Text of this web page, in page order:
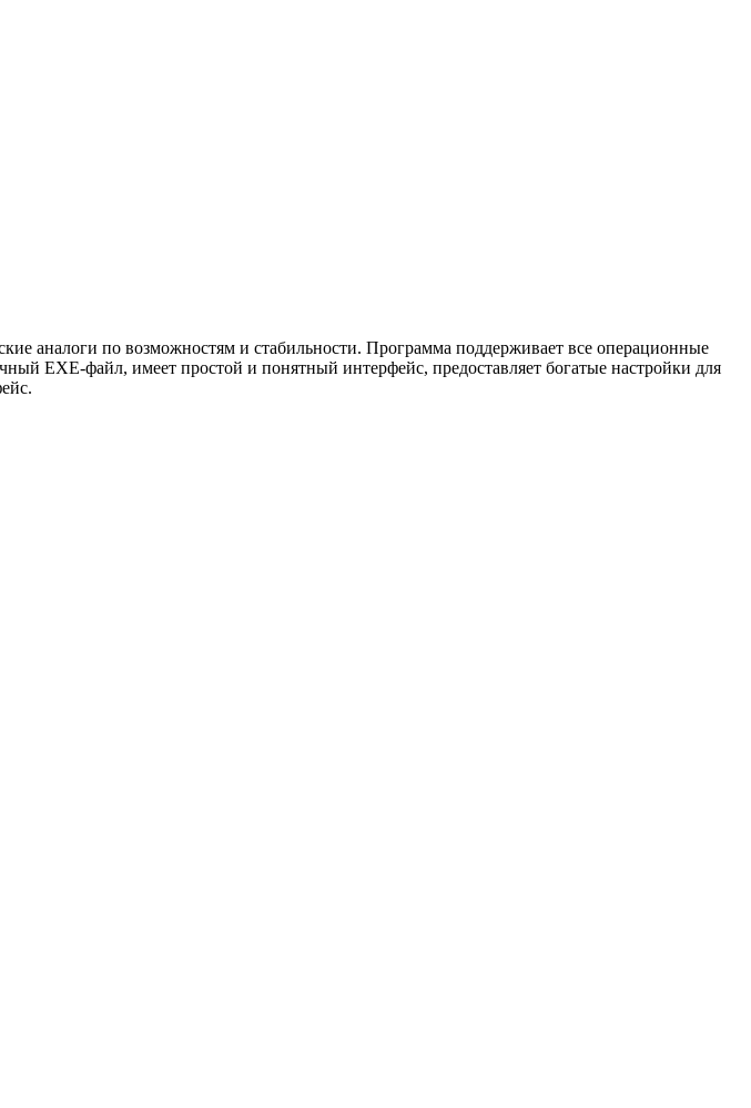
аналоги по возможностям и стабильности. Программа поддерживает все операционные
EXE-файл, имеет простой и понятный интерфейс, предоставляет богатые настройки для